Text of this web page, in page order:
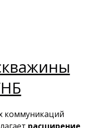
коммуникаций